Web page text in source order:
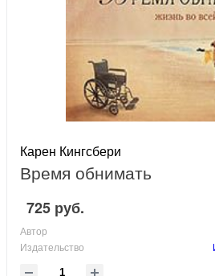
Карен Кингсбери
Время обнимать
725 руб.
Автор
Издательство